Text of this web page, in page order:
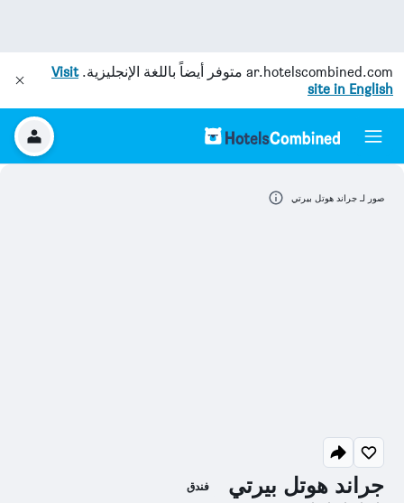
ar.hotelscombined.com متوفر أيضاً باللغة الإنجليزية.Visit
site in English
جراند هوتل بيرتي فندق
صور لـ جراند هوتل بيرتي